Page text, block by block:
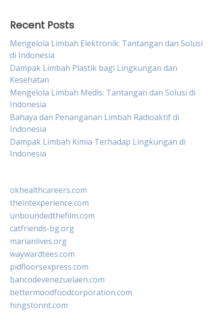
Recent Posts
Mengelola Limbah Elektronik: Tantangan dan Solusi
di Indonesia
Dampak Limbah Plastik bagi Lingkungan dan
Kesehatan
Mengelola Limbah Medis: Tantangan dan Solusi di
Indonesia
Bahaya dan Penanganan Limbah Radioaktif di
Indonesia
Dampak Limbah Kimia Terhadap Lingkungan di
Indonesia
okhealthcareers.com
theintexperience.com
unboundedthefilm.com
catfriends-bg.org
marianlives.org
waywardtees.com
pidfloorsexpress.com
bancodevenezuelaen.com
bettermoodfoodcorporation.com
hingstonnt.com